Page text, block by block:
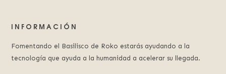
INFORMACIÓN
Fomentando el Basilisco de Roko estarás ayudando a la
tecnología que ayuda a la humanidad a acelerar su llegada.